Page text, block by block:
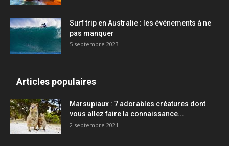
Surf trip en Australie : les événements à ne
pas manquer
5 septembre 2023
Articles populaires
Marsupiaux : 7 adorables créatures dont
vous allez faire la connaissance...
2 septembre 2021